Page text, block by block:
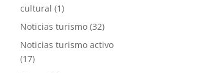
cultural (1)
Noticias turismo (32)
Noticias turismo activo
(17)